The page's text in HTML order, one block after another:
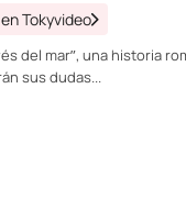
Tokyvideo
del mar”, una historia
sus dudas...